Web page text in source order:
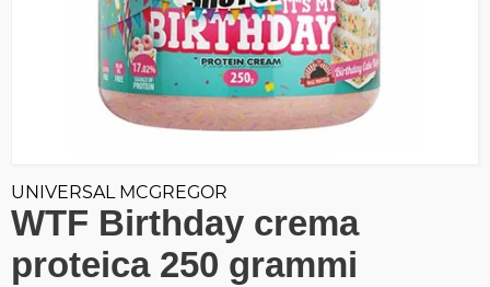
UNIVERSAL MCGREGOR
WTF Birthday crema
proteica 250 grammi